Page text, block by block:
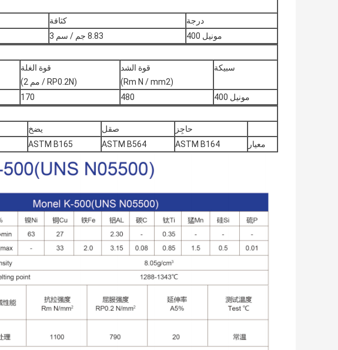
درجة
كثافة
مونيل 400
8.83 جم / سم 3
سبيكة
قوة الشد
(Rm N / mm2)
قوة الغلة
(RP0.2N / مم 2)
مونيل 400 480
170
حاجِز
صقل يضخ
معيار
ASTM B164
ASTM B564
ASTM B165